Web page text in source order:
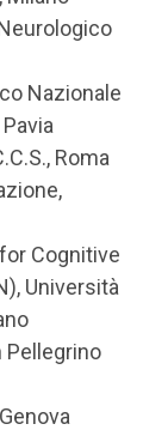
Nazionale
Roma
Cognitive
Università
Pellegrino